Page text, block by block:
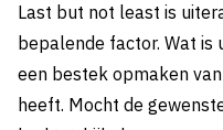
Last but not least is
bepalende factor. Wat is
een bestek opmaken
heeft. Mocht de